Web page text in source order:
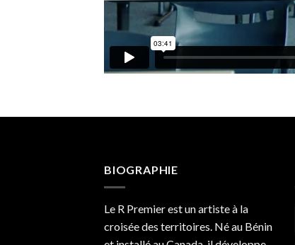
BIOGRAPHIE
Le R Premier est un artiste à la
croisée des territoires. Né au Bénin